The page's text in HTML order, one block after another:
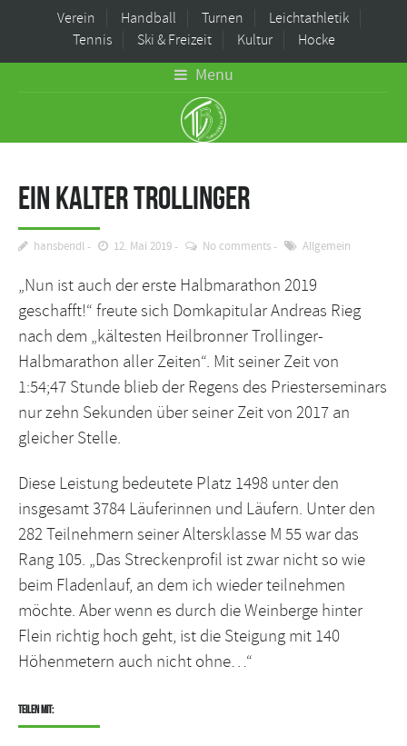
Verein Handball Turnen
Leichtathletik
Tennis
Ski & Freizeit Kultur Hocke
Menu
Ein kalter Trollinger
hansbendl 12. Mai 2019 No comments Allgemein
„Nun ist auch der erste Halbmarathon 2019
geschafft!“ freute sich Domkapitular Andreas Rieg
nach dem „kältesten Heilbronner Trollinger-
Halbmarathon aller Zeiten“. Mit seiner Zeit von
1:54;47 Stunde blieb der Regens des Priesterseminars
nur zehn Sekunden über seiner Zeit von 2017 an
gleicher Stelle.
Diese Leistung bedeutete Platz 1498 unter den
insgesamt 3784 Läuferinnen und Läufern. Unter den
282 Teilnehmern seiner Altersklasse M 55 war das
Rang 105. „Das Streckenprofil ist zwar nicht so wie
beim Fladenlauf, an dem ich wieder teilnehmen
möchte. Aber wenn es durch die Weinberge hinter
Flein richtig hoch geht, ist die Steigung mit 140
Höhenmetern auch nicht ohne…“
Teilen mit: